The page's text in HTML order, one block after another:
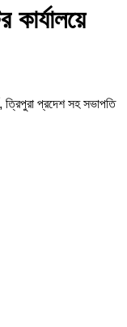
ত্রিপুরা প্রদেশ সহ সভাপতি